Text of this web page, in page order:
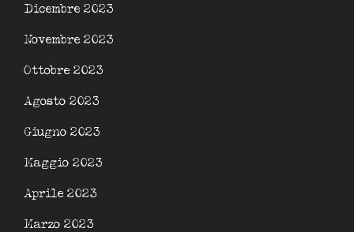
Dicembre 2023
Novembre 2023
Ottobre 2023
Agosto 2023
Giugno 2023
Maggio 2023
Aprile 2023
Marzo 2023